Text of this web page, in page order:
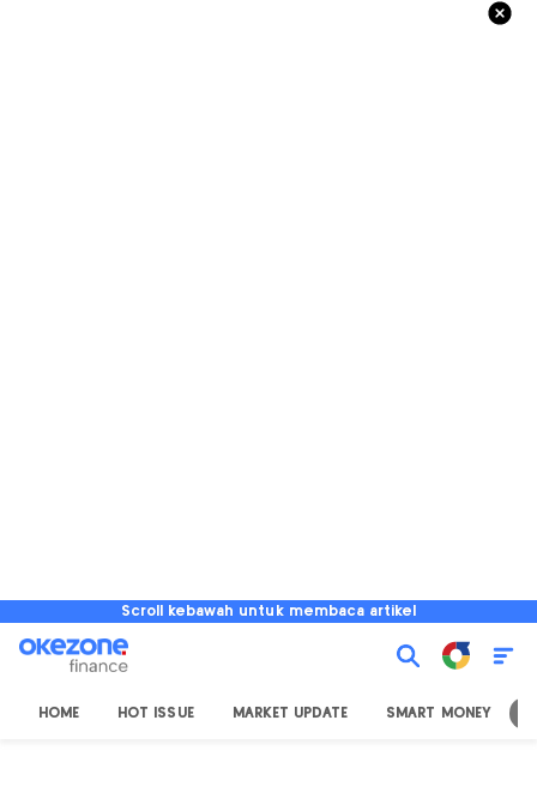
Scroll kebawah untuk membaca artikel
HOME HOT ISSUE MARKET UPDATE SMART MONEY